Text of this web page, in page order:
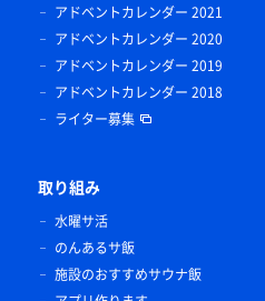
アドベントカレンダー 2021
アドベントカレンダー 2020
アドベントカレンダー 2019
アドベントカレンダー 2018
ライター募集
取り組み
水曜サ活
のんあるサ飯
施設のおすすめサウナ飯